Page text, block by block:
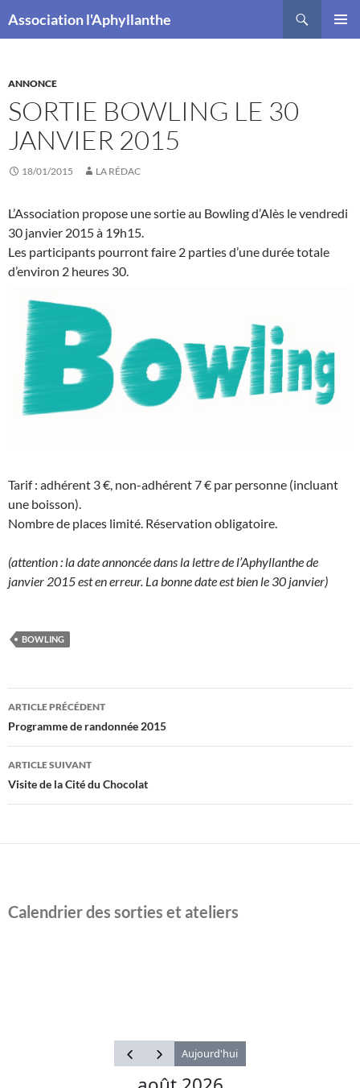
Association l'Aphyllanthe
ANNONCE
SORTIE BOWLING LE 30
JANVIER 2015
18/01/2015 LA RÉDAC
L’Association propose une sortie au Bowling d’Alès le vendredi
30 janvier 2015 à 19h15.
Les participants pourront faire 2 parties d’une durée totale
d’environ 2 heures 30.
Tarif : adhérent 3 €, non-adhérent 7 € par personne (incluant
une boisson).
Nombre de places limité. Réservation obligatoire.
(attention : la date annoncée dans la lettre de l’Aphyllanthe de
janvier 2015 est en erreur. La bonne date est bien le 30 janvier)
BOWLING
Navigation
des
articles
ARTICLE PRÉCÉDENT
Programme de randonnée 2015
ARTICLE SUIVANT
Visite de la Cité du Chocolat
Calendrier des sorties et ateliers